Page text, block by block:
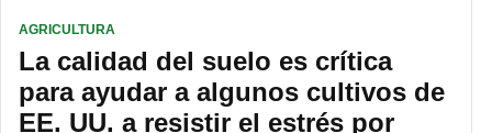
AGRICULTURA
La calidad del suelo es crítica
para ayudar a algunos cultivos de
EE. UU. a resistir el estrés por